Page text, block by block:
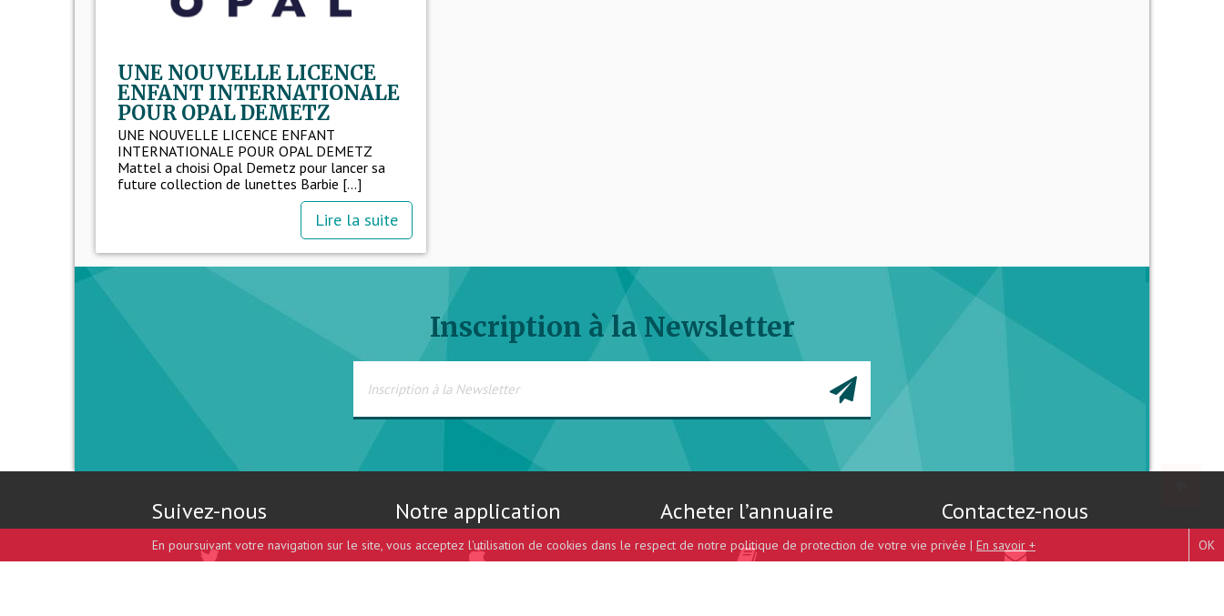
UNE NOUVELLE LICENCE
ENFANT INTERNATIONALE
POUR OPAL DEMETZ
UNE NOUVELLE LICENCE ENFANT
INTERNATIONALE POUR OPAL DEMETZ
Mattel a choisi Opal Demetz pour lancer sa
future collection de lunettes Barbie [...]
Lire la suite
Inscription à la Newsletter
Suivez-nous Notre application Acheter l’annuaire Contactez-nous
En poursuivant votre navigation sur le site, vous acceptez l'utilisation de cookies dans le respect de notre politique de protection de votre vie privée | En savoir + OK